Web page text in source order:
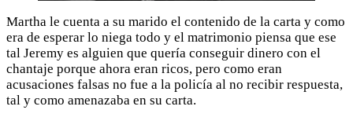
Martha le cuenta a su marido el contenido de la carta y como
era de esperar lo niega todo y el matrimonio piensa que ese
tal Jeremy es alguien que quería conseguir dinero con el
chantaje porque ahora eran ricos, pero como eran
acusaciones falsas no fue a la policía al no recibir respuesta,
tal y como amenazaba en su carta.